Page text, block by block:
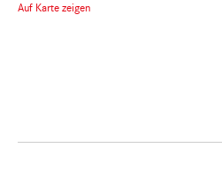
Auf Karte zeigen